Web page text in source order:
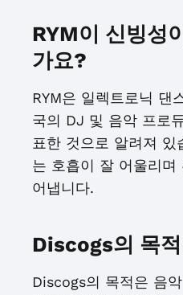
RYM이 신빙성
가요?
RYM은 일렉트로닉 댄
국의 DJ 및 음악 프로
표한 것으로 알려져
는 호흡이 잘 어울리며
어냅니다.
Discogs의 목
Discogs의 목적은 음